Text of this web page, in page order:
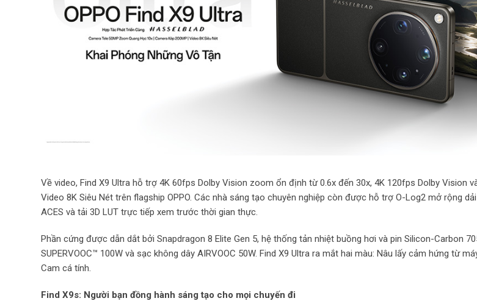
Về video, Find X9 Ultra hỗ trợ 4K 60fps Dolby Vision zoom ổn định từ 0.6x đến 30x, 4K 120fps Dolby Vision
Video 8K Siêu Nét trên flagship OPPO. Các nhà sáng tạo chuyên nghiệp còn được hỗ trợ O-Log2 mở rộng
ACES và tải 3D LUT trực tiếp xem trước thời gian thực.
Phần cứng được dẫn dắt bởi Snapdragon 8 Elite Gen 5, hệ thống tản nhiệt buồng hơi và pin Silicon-Carbon
SUPERVOOC™ 100W và sạc không dây AIRVOOC 50W. Find X9 Ultra ra mắt hai màu: Nâu lấy cảm hứng từ
Cam cá tính.
Find X9s: Người bạn đồng hành sáng tạo cho mọi chuyến đi